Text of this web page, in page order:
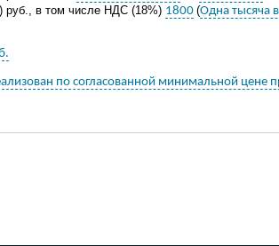
) руб , в том числе НДС (18%) 1800 (Одна тысяча
по согласованной минимальной цене